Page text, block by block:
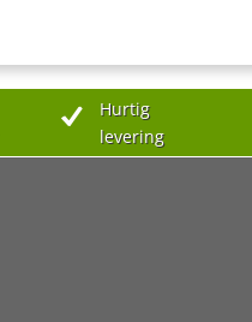
Hurtig
levering